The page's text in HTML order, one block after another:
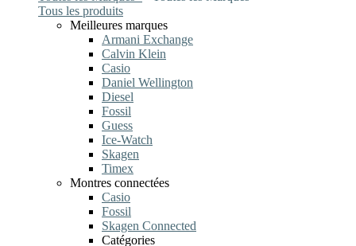
Tous les produits
Meilleures marques
Armani Exchange
Calvin Klein
Casio
Daniel Wellington
Diesel
Fossil
Guess
Ice-Watch
Skagen
Timex
Montres connectées
Casio
Fossil
Skagen Connected
Catégories